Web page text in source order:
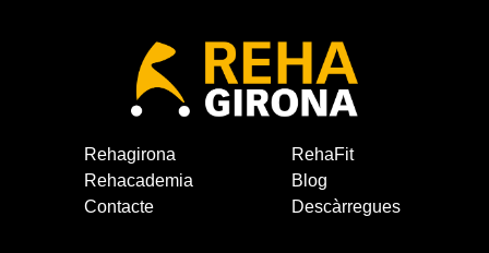
Rehagirona
RehaFit
Rehacademia
Blog
Contacte
Descàrregues